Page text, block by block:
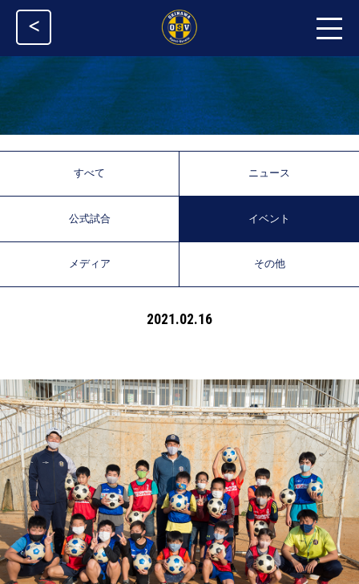
<
すべて ニュース
公式試合 イベント
メディア その他
2021.02.16